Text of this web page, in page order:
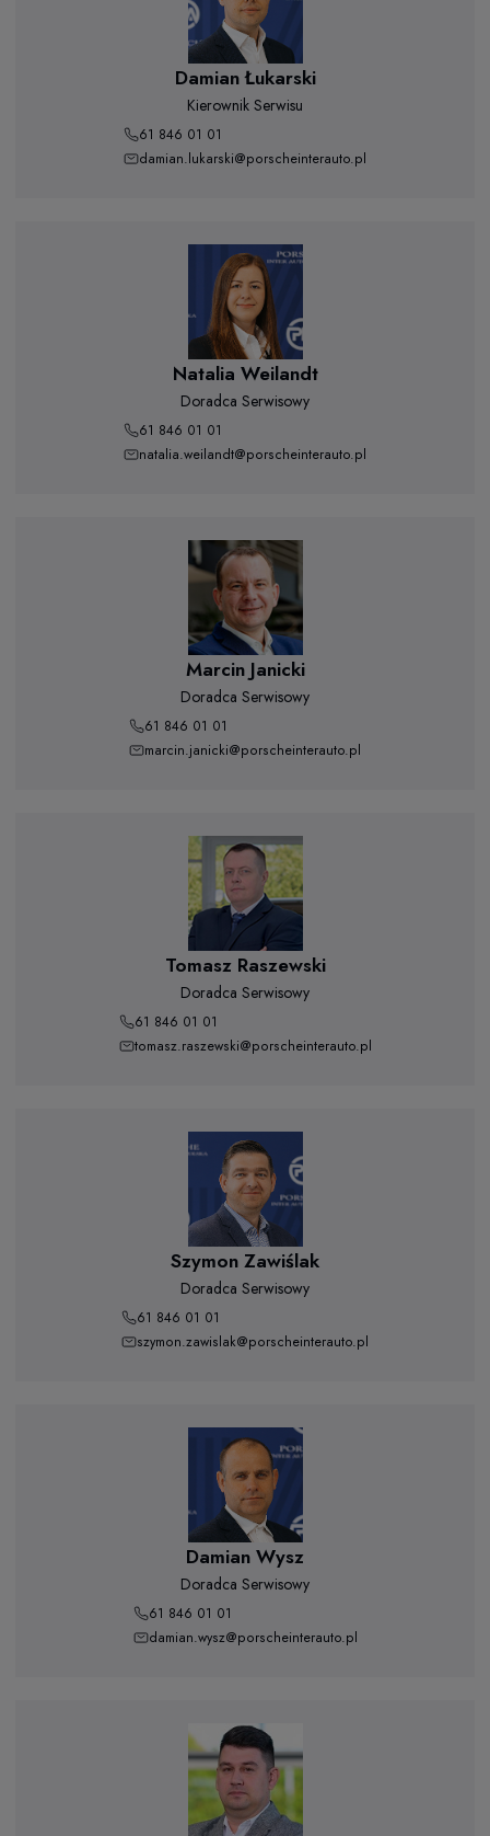
Damian Łukarski
Kierownik Serwisu
61 846 01 01
damian.lukarski@porscheinterauto.pl
Natalia Weilandt
Doradca Serwisowy
61 846 01 01
natalia.weilandt@porscheinterauto.pl
Marcin Janicki
Doradca Serwisowy
61 846 01 01
marcin.janicki@porscheinterauto.pl
Tomasz Raszewski
Doradca Serwisowy
61 846 01 01
tomasz.raszewski@porscheinterauto.pl
Szymon Zawiślak
Doradca Serwisowy
61 846 01 01
szymon.zawislak@porscheinterauto.pl
Damian Wysz
Doradca Serwisowy
61 846 01 01
damian.wysz@porscheinterauto.pl